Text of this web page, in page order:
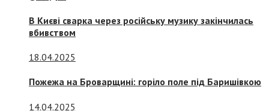
В Києві сварка через російську музику закінчилась
вбивством
18.04.2025
Пожежа на Броварщині: горіло поле під Баришівкою
14.04.2025